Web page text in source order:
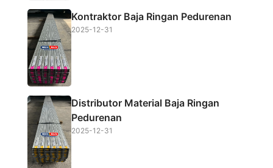
Kontraktor Baja Ringan Pedurenan
2025-12-31
Distributor Material Baja Ringan
Pedurenan
2025-12-31